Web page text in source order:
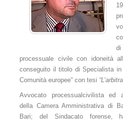
Collegi multidisciplinari
Gli arbitri
Elenco arbitri - Organigramma
Consulenti Tecnici T.A.B.
Il presidente
di
processuale civile con idoneità
conseguito il titolo di Specialista in
Comunità europee” con tesi
Avvocato processualcivilista ed
della Camera Amministrativa di
Bari; del Sindacato forense,